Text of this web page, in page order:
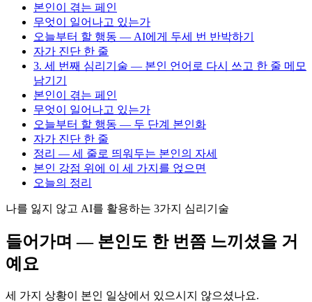
본인이 겪는 페인
무엇이 일어나고 있는가
오늘부터 할 행동 — AI에게 두세 번 반박하기
자가 진단 한 줄
3. 세 번째 심리기술 — 본인 언어로 다시 쓰고 한 줄 메모
남기기
본인이 겪는 페인
무엇이 일어나고 있는가
오늘부터 할 행동 — 두 단계 본인화
자가 진단 한 줄
정리 — 세 줄로 띄워두는 본인의 자세
본인 강점 위에 이 세 가지를 얹으면
오늘의 정리
나를 잃지 않고 AI를 활용하는 3가지 심리기술
들어가며 — 본인도 한 번쯤 느끼셨을 거
예요
세 가지 상황이 본인 일상에서 있으시지 않으셨나요.